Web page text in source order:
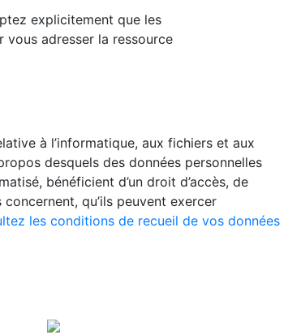
explicitement que les
vous adresser la ressource
à l’informatique, aux fichiers et aux
desquels des données personnelles
bénéficient d’un droit d’accès, de
qu’ils peuvent exercer
les conditions de recueil de vos données